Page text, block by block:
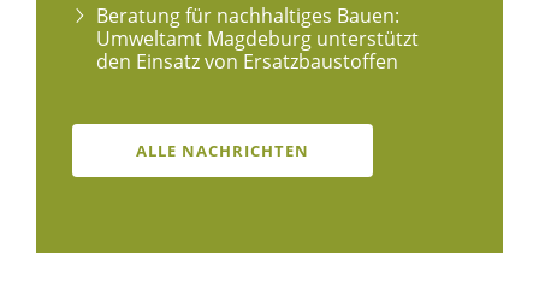
Beratung für nachhaltiges Bauen:
Umweltamt Magdeburg unterstützt
den Einsatz von Ersatzbaustoffen
ALLE NACHRICHTEN